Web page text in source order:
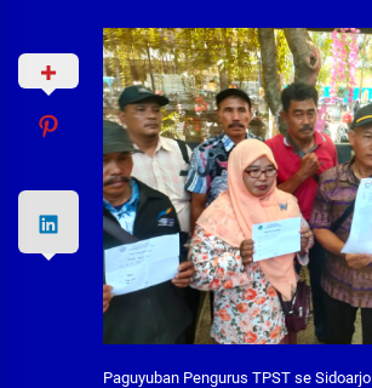
Paguyuban Pengurus TPST se Sidoarjo